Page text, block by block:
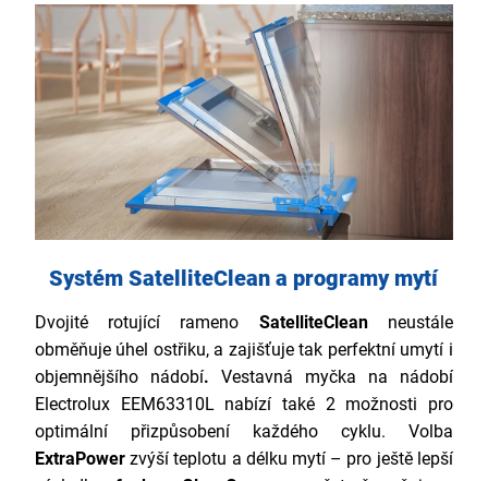
Systém SatelliteClean a programy mytí
Dvojité rotující rameno SatelliteCleanneustále
obměňuje úhel ostřiku, a zajišťuje tak perfektní umytí i
objemnějšího nádobí. Vestavná myčka na nádobí
Electrolux EEM63310L nabízí také 2 možnosti pro
optimální přizpůsobení každého cyklu. Volba
ExtraPower zvýší teplotu a délku mytí – pro ještě lepší